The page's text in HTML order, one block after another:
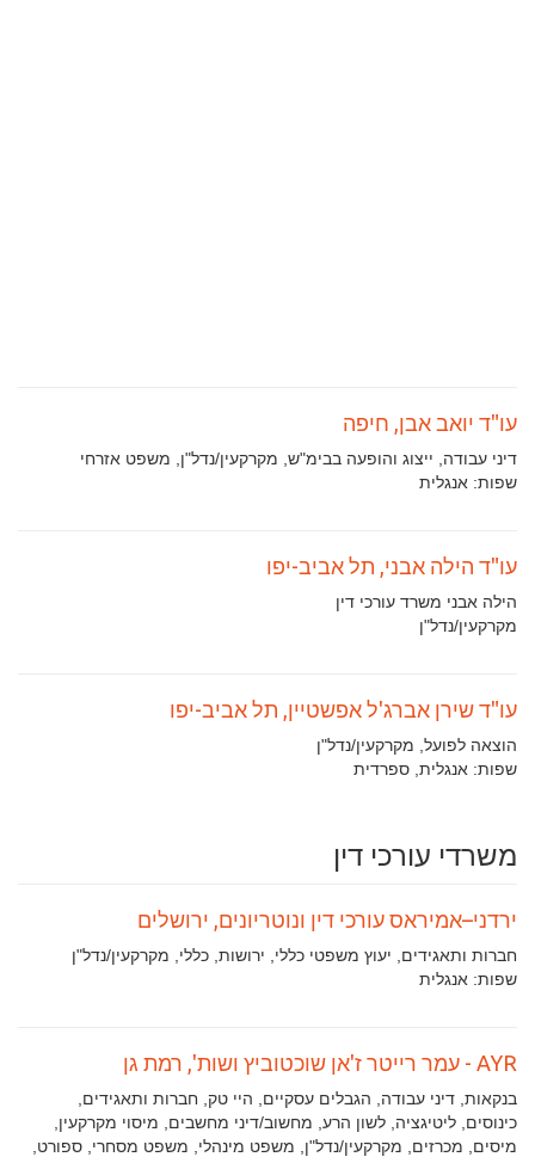
עו"ד יואב אבן, חיפה
תחומי
עיסוק:
דיני עבודה, ייצוג והופעה בבימ"ש, מקרקעין/נדל"ן, משפט אזרחי
שפות: אנגלית
עו"ד הילה אבני, תל אביב-יפו
הילה אבני משרד עורכי דין
תחומי
מקרקעין/נדל"ן
עו"ד שירן אברג'ל אפשטיין, תל אביב-יפו
תחומי
עיסוק:
הוצאה לפועל, מקרקעין/נדל"ן
שפות: אנגלית, ספרדית
משרדי עורכי דין
ירדני–אמיראס עורכי דין ונוטריונים, ירושלים
תחומי
עיסוק:
חברות ותאגידים, יעוץ משפטי כללי, ירושות, כללי, מקרקעין/נדל"ן
שפות: אנגלית
AYR - עמר רייטר ז'אן שוכטוביץ ושות', רמת גן
תחומי
עיסוק:
בנקאות, דיני עבודה, הגבלים עסקיים, היי טק, חברות ותאגידים,
כינוסים, ליטיגציה, לשון הרע, מחשוב/דיני מחשבים, מיסוי מקרקעין,
מיסים, מכרזים, מקרקעין/נדל"ן, משפט מינהלי, משפט מסחרי, ספורט,